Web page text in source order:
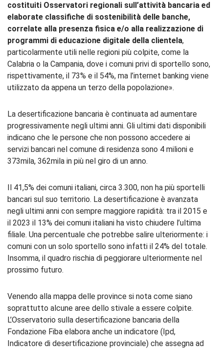
costituiti Osservatori regionali sull’attività bancaria ed
elaborate classifiche di sostenibilità delle banche,
correlate alla presenza fisica e/o alla realizzazione di
programmi di educazione digitale della clientela,
particolarmente utili nelle regioni più colpite, come la
Calabria o la Campania, dove i comuni privi di sportello sono,
rispettivamente, il 73% e il 54%, ma l’internet banking viene
utilizzato da appena un terzo della popolazione».
La desertificazione bancaria è continuata ad aumentare
progressivamente negli ultimi anni. Gli ultimi dati disponibili
indicano che le persone che non possono accedere ai
servizi bancari nel comune di residenza sono 4 milioni e
373mila, 362mila in più nel giro di un anno.
Il 41,5% dei comuni italiani, circa 3.300, non ha più sportelli
bancari sul suo territorio. La desertificazione è avanzata
negli ultimi anni con sempre maggiore rapidità: tra il 2015 e
il 2023 il 13% dei comuni italiani ha visto chiudere l’ultima
filiale. Una percentuale che potrebbe salire ulteriormente: i
comuni con un solo sportello sono infatti il 24% del totale.
Insomma, il quadro rischia di peggiorare ulteriormente nel
prossimo futuro.
Venendo alla mappa delle province si nota come siano
soprattutto alcune aree dello stivale a essere colpite.
L’Osservatorio sulla desertificazione bancaria della
Fondazione Fiba elabora anche un indicatore (Ipd,
Indicatore di desertificazione provinciale) che assegna ad